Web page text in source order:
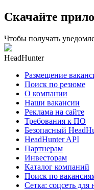
Скачайте
Чтобы получать
HeadHunter
Размещение
Поиск по резюме
О компании
Наши вакансии
Реклама на сайте
Требования к ПО
Безопасный
HeadHunter API
Партнерам
Инвесторам
Каталог компаний
Поиск по
Сетка: соцсеть для